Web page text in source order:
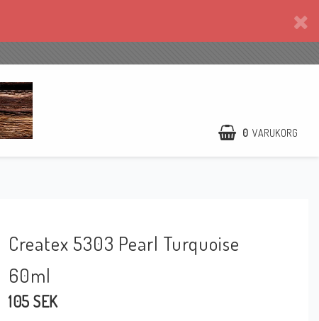
0 VARUKORG
Createx 5303 Pearl Turquoise
60ml
105 SEK